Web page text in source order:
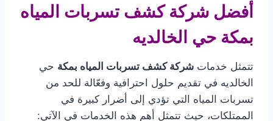
أفضل شركة كشف تسربات المياه
بمكة حي الخالديه
تتمثل خدمات شركة كشف تسربات المياه بمكة حي
الخالديه في تقديم حلول احترافية وفعّالة للحد من
تسربات المياه التي تؤدي إلى أضرار كبيرة في
الممتلكات، حيث تتمثل أهم هذه الخدمات في الآتي: